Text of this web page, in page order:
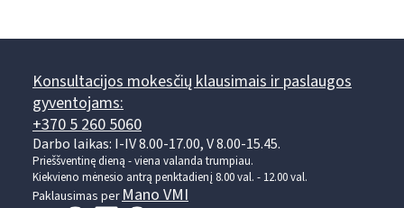
Konsultacijos mokesčių klausimais ir paslaugos
gyventojams:
+370 5 260 5060
Darbo laikas: I-IV 8.00-17.00, V 8.00-15.45.
Prieššventinę dieną - viena valanda trumpiau.
Kiekvieno mėnesio antrą penktadienį 8.00 val. - 12.00 val.
Paklausimas per Mano VMI